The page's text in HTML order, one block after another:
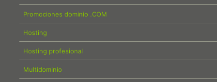
Promociones dominio .COM
Hosting
Hosting profesional
Multidominio